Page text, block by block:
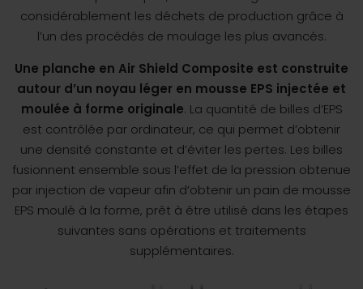
considérablement les déchets de production grâce à
l’un des procédés de moulage les plus avancés.
Une planche en Air Shield Composite est construite
autour d’un noyau léger en mousse EPS injectée et
moulée à forme originale. La quantité de billes d’EPS
est contrôlée par ordinateur, ce qui permet d’obtenir
une densité constante et d’éviter les pertes. Les billes
fusionnent ensemble sous l’effet de la pression obtenue
par injection de vapeur afin d’obtenir un pain de mousse
EPS moulé à la forme, prêt à être utilisé dans les étapes
suivantes sans opérations et traitements
supplémentaires.